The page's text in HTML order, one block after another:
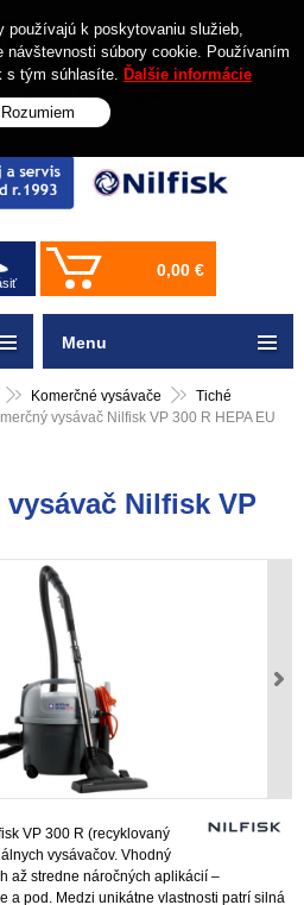
0,00 €
Komerčné vysávače
Tiché
vysávač Nilfisk VP 300 R HEPA EU
Nilfisk VP
VP 300 R (recyklovaný
vysávačov. Vhodný
až stredne náročných aplikácií –
a pod. Medzi unikátne vlastnosti patrí silná
Menu
používajú k poskytovaniu služieb,
návštevnosti súbory cookie. Používaním
s tým súhlasíte. Ďalšie informácie
Rozumiem